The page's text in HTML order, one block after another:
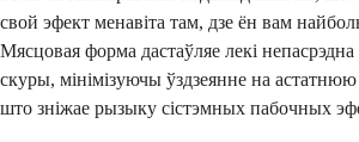
свой эфект менавіта там, дзе ён вам
Мясцовая форма дастаўляе лекі
скуры, мінімізуючы ўздзеянне на
што зніжае рызыку сістэмных пабочных